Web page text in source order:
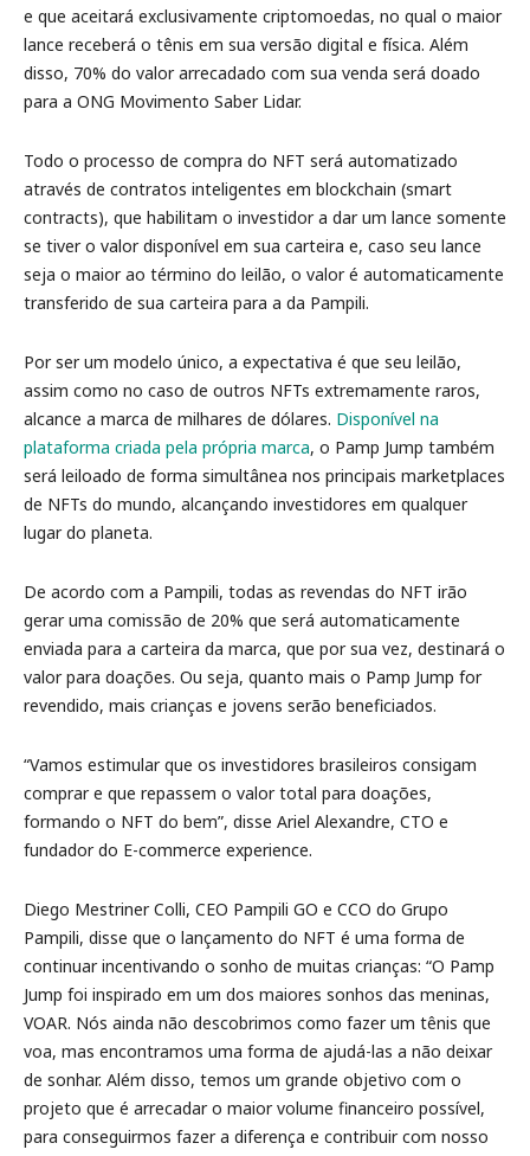
e que aceitará exclusivamente criptomoedas, no qual o maior
lance receberá o tênis em sua versão digital e física. Além
disso, 70% do valor arrecadado com sua venda será doado
para a ONG Movimento Saber Lidar.
Todo o processo de compra do NFT será automatizado
através de contratos inteligentes em blockchain (smart
contracts), que habilitam o investidor a dar um lance somente
se tiver o valor disponível em sua carteira e, caso seu lance
seja o maior ao término do leilão, o valor é automaticamente
transferido de sua carteira para a da Pampili.
Por ser um modelo único, a expectativa é que seu leilão,
assim como no caso de outros NFTs extremamente raros,
alcance a marca de milhares de dólares. Disponível na
plataforma criada pela própria marca, o Pamp Jump também
será leiloado de forma simultânea nos principais marketplaces
de NFTs do mundo, alcançando investidores em qualquer
lugar do planeta.
De acordo com a Pampili, todas as revendas do NFT irão
gerar uma comissão de 20% que será automaticamente
enviada para a carteira da marca, que por sua vez, destinará o
valor para doações. Ou seja, quanto mais o Pamp Jump for
revendido, mais crianças e jovens serão beneficiados.
“Vamos estimular que os investidores brasileiros consigam
comprar e que repassem o valor total para doações,
formando o NFT do bem”, disse Ariel Alexandre, CTO e
fundador do E-commerce experience.
Diego Mestriner Colli, CEO Pampili GO e CCO do Grupo
Pampili, disse que o lançamento do NFT é uma forma de
continuar incentivando o sonho de muitas crianças: “O Pamp
Jump foi inspirado em um dos maiores sonhos das meninas,
VOAR. Nós ainda não descobrimos como fazer um tênis que
voa, mas encontramos uma forma de ajudá-las a não deixar
de sonhar. Além disso, temos um grande objetivo com o
projeto que é arrecadar o maior volume financeiro possível,
para conseguirmos fazer a diferença e contribuir com nosso